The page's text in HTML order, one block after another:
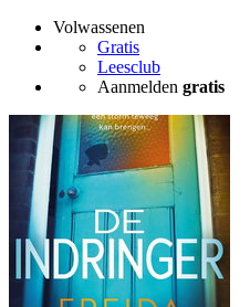
Volwassenen
Gratis
Leesclub
Aanmelden gratis